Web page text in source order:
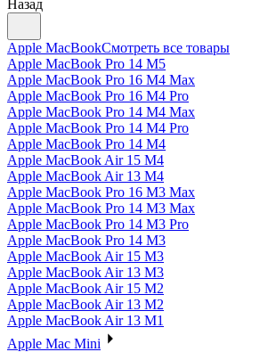
Назад
Apple MacBookСмотреть все товары
Apple MacBook Pro 14 M5
Apple MacBook Pro 16 M4 Max
Apple MacBook Pro 16 M4 Pro
Apple MacBook Pro 14 M4 Max
Apple MacBook Pro 14 M4 Pro
Apple MacBook Pro 14 M4
Apple MacBook Air 15 M4
Apple MacBook Air 13 M4
Apple MacBook Pro 16 M3 Max
Apple MacBook Pro 14 M3 Max
Apple MacBook Pro 14 M3 Pro
Apple MacBook Pro 14 M3
Apple MacBook Air 15 M3
Apple MacBook Air 13 M3
Apple MacBook Air 15 M2
Apple MacBook Air 13 M2
Apple MacBook Air 13 M1
Apple Mac Mini